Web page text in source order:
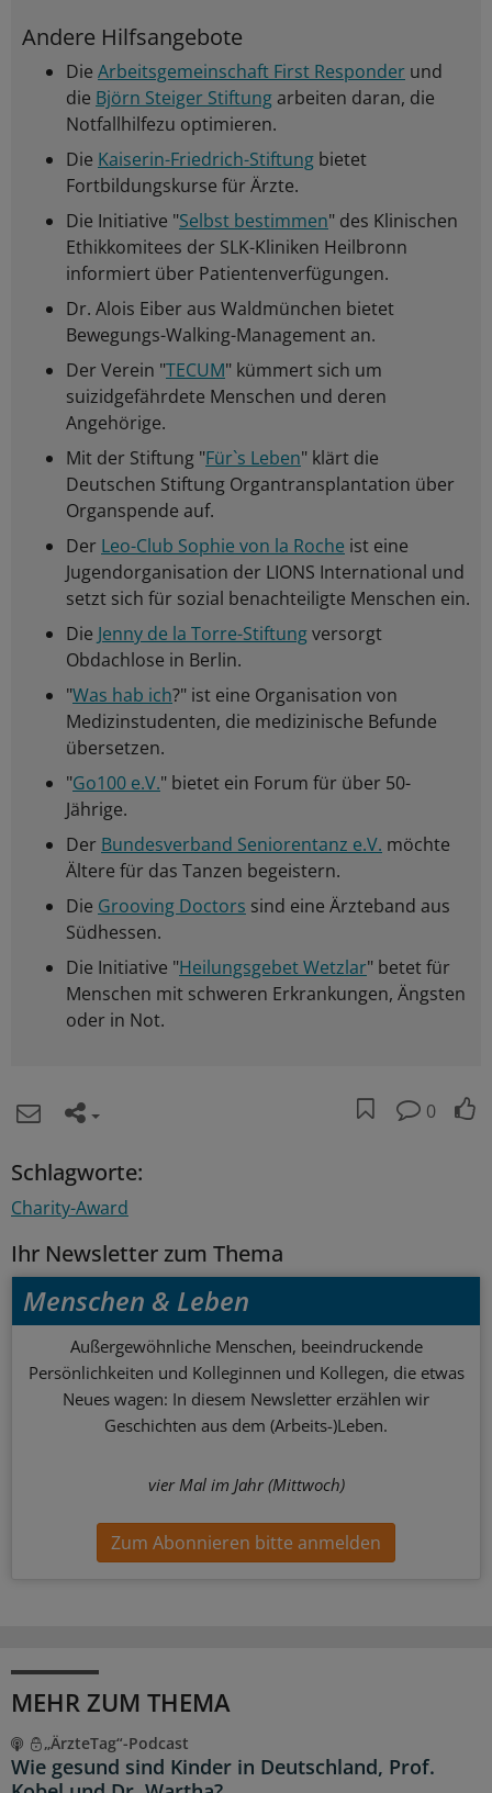
Andere Hilfsangebote
Die Arbeitsgemeinschaft First Responder und
die Björn Steiger Stiftungarbeiten daran, die
Notfallhilfezu optimieren.
Die Kaiserin-Friedrich-Stiftung bietet
Fortbildungskurse für Ärzte.
Die Initiative "Selbst bestimmen" des Klinischen
Ethikkomitees der SLK-Kliniken Heilbronn
informiert über Patientenverfügungen.
Dr. Alois Eiber aus Waldmünchen bietet
Bewegungs-Walking-Management an.
Der Verein "TECUM" kümmert sich um
suizidgefährdete Menschen und deren
Angehörige.
Mit der Stiftung "Für`s Leben" klärt die
Deutschen Stiftung Organtransplantation über
Organspende auf.
Der Leo-Club Sophie von la Roche ist eine
Jugendorganisation der LIONS International und
setzt sich für sozial benachteiligte Menschen ein.
Die Jenny de la Torre-Stiftungversorgt
Obdachlose in Berlin.
"Was hab ich?" ist eine Organisation von
Medizinstudenten, die medizinische Befunde
übersetzen.
"Go100 e.V." bietet ein Forum für über 50-
Jährige.
Der Bundesverband Seniorentanz e.V. möchte
Ältere für das Tanzen begeistern.
Die Grooving Doctors sind eine Ärzteband aus
Südhessen.
Die Initiative "Heilungsgebet Wetzlar" betet für
Menschen mit schweren Erkrankungen, Ängsten
oder in Not.
0
Schlagworte:
Charity-Award
Ihr Newsletter zum Thema
Menschen & Leben
Außergewöhnliche Menschen, beeindruckende
Persönlichkeiten und Kolleginnen und Kollegen, die etwas
Neues wagen: In diesem Newsletter erzählen wir
Geschichten aus dem (Arbeits-)Leben.
vier Mal im Jahr (Mittwoch)
Zum Abonnieren bitte anmelden
MEHR ZUM THEMA
„ÄrzteTag“-Podcast
Wie gesund sind Kinder in Deutschland, Prof.